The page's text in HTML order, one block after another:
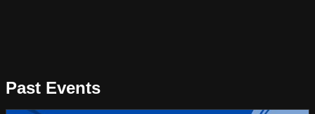
Past Events